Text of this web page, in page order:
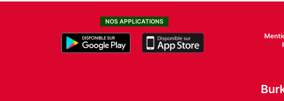
NOS APPLICATIONS